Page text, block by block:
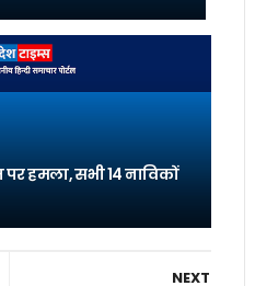
हमला, सभी 14 नाविकों
NEXT